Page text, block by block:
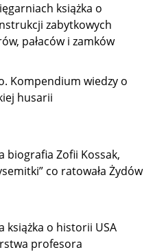
książka o
zabytkowych
pałaców i zamków
Kompendium wiedzy o
husarii
biografia Zofii Kossak,
co ratowała Żydów
książka o historii USA
profesora